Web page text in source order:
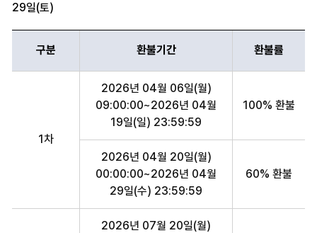
29일(토)
구분 환불기간 환불률
1차
2026년 04월 06일(월)
09:00:00~2026년 04월
19일(일) 23:59:59
100% 환불
2026년 04월 20일(월)
00:00:00~2026년 04월
29일(수) 23:59:59
60% 환불
2026년 07월 20일(월)